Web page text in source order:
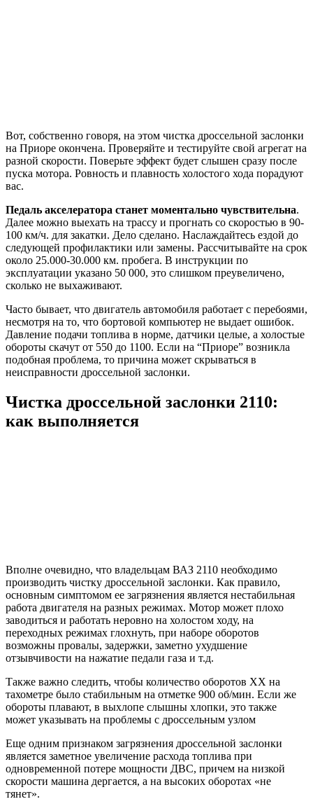
Вот, собственно говоря, на этом чистка дроссельной заслонки
на Приоре окончена. Проверяйте и тестируйте свой агрегат на
разной скорости. Поверьте эффект будет слышен сразу после
пуска мотора. Ровность и плавность холостого хода порадуют
вас.
Педаль акселератора станет моментально чувствительна.
Далее можно выехать на трассу и прогнать со скоростью в 90-
100 км/ч. для закатки. Дело сделано. Наслаждайтесь ездой до
следующей профилактики или замены. Рассчитывайте на срок
около 25.000-30.000 км. пробега. В инструкции по
эксплуатации указано 50 000, это слишком преувеличено,
сколько не выхаживают.
Часто бывает, что двигатель автомобиля работает с перебоями,
несмотря на то, что бортовой компьютер не выдает ошибок.
Давление подачи топлива в норме, датчики целые, а холостые
обороты скачут от 550 до 1100. Если на “Приоре” возникла
подобная проблема, то причина может скрываться в
неисправности дроссельной заслонки.
Чистка дроссельной заслонки 2110:
как выполняется
Вполне очевидно, что владельцам ВАЗ 2110 необходимо
производить чистку дроссельной заслонки. Как правило,
основным симптомом ее загрязнения является нестабильная
работа двигателя на разных режимах. Мотор может плохо
заводиться и работать неровно на холостом ходу, на
переходных режимах глохнуть, при наборе оборотов
возможны провалы, задержки, заметно ухудшение
отзывчивости на нажатие педали газа и т.д.
Также важно следить, чтобы количество оборотов ХХ на
тахометре было стабильным на отметке 900 об/мин. Если же
обороты плавают, в выхлопе слышны хлопки, это также
может указывать на проблемы с дроссельным узлом
Еще одним признаком загрязнения дроссельной заслонки
является заметное увеличение расхода топлива при
одновременной потере мощности ДВС, причем на низкой
скорости машина дергается, а на высоких оборотах «не
тянет».